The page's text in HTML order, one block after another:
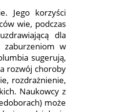
Jego korzyści
wie, podczas
dla
zaburzeniom w
sugerują,
rozwój choroby
rozdrażnienie,
Naukowcy z
może